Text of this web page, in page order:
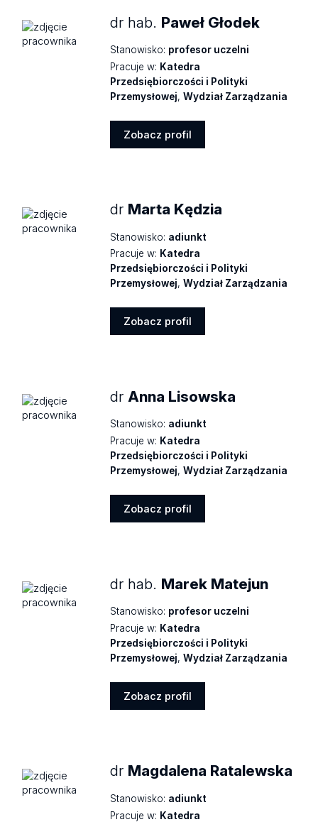
dr hab. Paweł Głodek
Stanowisko: profesor uczelni
Pracuje w: Katedra
Przedsiębiorczości i Polityki
Przemysłowej,Wydział Zarządzania
Zobacz profil
dr Marta Kędzia
Stanowisko: adiunkt
Pracuje w: Katedra
Przedsiębiorczości i Polityki
Przemysłowej,Wydział Zarządzania
Zobacz profil
dr Anna Lisowska
Stanowisko: adiunkt
Pracuje w: Katedra
Przedsiębiorczości i Polityki
Przemysłowej,Wydział Zarządzania
Zobacz profil
dr hab. Marek Matejun
Stanowisko: profesor uczelni
Pracuje w: Katedra
Przedsiębiorczości i Polityki
Przemysłowej,Wydział Zarządzania
Zobacz profil
dr Magdalena Ratalewska
Stanowisko: adiunkt
Pracuje w: Katedra